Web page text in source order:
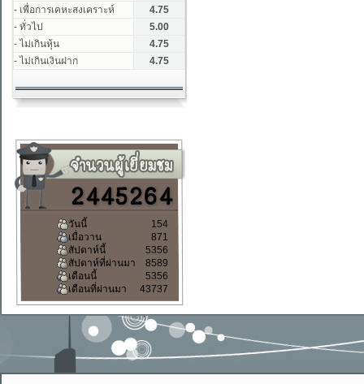
วันนี้
154
เมื่อวาน
871
สัปดาห์นี้
5356
สัปดาห์ที่ผ่านมา
8589
เดือนนี้
5356
เดือนที่ผ่านมา
43737